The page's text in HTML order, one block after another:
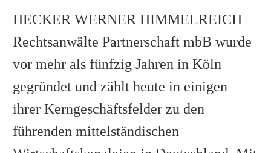
HECKER WERNER HIMMELREICH
Rechtsanwälte Partnerschaft mbB wurde
vor mehr als fünfzig Jahren in Köln
gegründet und zählt heute in einigen
ihrer Kerngeschäftsfelder zu den
führenden mittelständischen